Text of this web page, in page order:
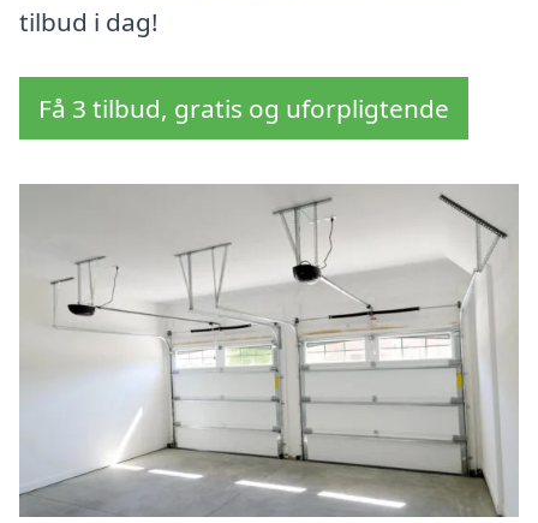
tilbud i dag!
Få 3 tilbud, gratis og uforpligtende